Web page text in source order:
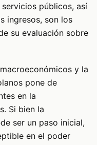
públicos, así
ingresos, son los
su evaluación sobre
y la
pone de
en la
Si bien la
ser un paso inicial,
en el poder